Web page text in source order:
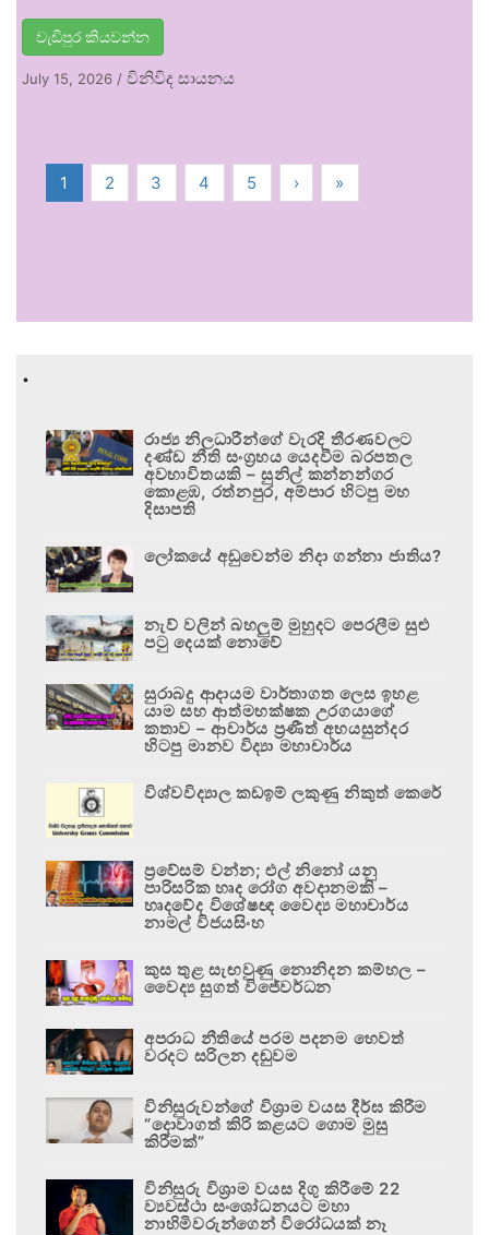
වැඩිපුර කියවන්න
July 15, 2026 / විනිවිද සායනය
1 2 3 4 5 › »
.
රාජ්‍ය නිලධාරීන්ගේ වැරදි තීරණවලට
දණ්ඩ නීති සංග්‍රහය යෙදවීම බරපතල
අවභාවිතයකි – සුනිල් කන්නන්ගර
කොළඹ, රත්නපුර, අම්පාර හිටපු මහ
දිසාපති
ලෝකයේ අඩුවෙන්ම නිදා ගන්නා ජාතිය?
නැව් වලින් බහලුම් මුහුදට පෙරලීම සුළු
පටු දෙයක් නොවේ
සුරාබදු ආදායම වාර්තාගත ලෙස ඉහළ
යාම සහ ආත්මභක්ෂක උරගයාගේ
කතාව – ආචාර්ය ප්‍රණීත් අභයසුන්දර
හිටපු මානව විද්‍යා මහාචාර්ය
විශ්වවිද්‍යාල කඩඉම් ලකුණු නිකුත් කෙරේ
ප්‍රවේසම් වන්න; එල් නිනෝ යනු
පාරිසරික හෘද රෝග අවදානමකි –
හෘදවේද විශේෂඥ වෛද්‍ය මහාචාර්ය
නාමල් විජයසිංහ
කුස තුළ සැඟවුණු නොනිදන කම්හල –
වෛද්‍ය සුගත් විජේවර්ධන
අපරාධ නීතියේ පරම පදනම හෙවත්
වරදට සරිලන දඬුවම
විනිසුරුවන්ගේ විශ්‍රාම වයස දීර්ඝ කිරීම
“දොවාගත් කිරි කළයට ගොම මුසු
කිරීමක්”
විනිසුරු විශ්‍රාම වයස දිගු කිරීමේ 22
ව්‍යවස්ථා සංශෝධනයට මහා
නාහිමිවරුන්ගෙන් විරෝධයක් නෑ